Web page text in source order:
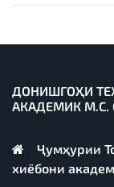
ДОНИШГОҲИ
АКАДЕМИК М.С.
Ҷумҳурии
хиёбони